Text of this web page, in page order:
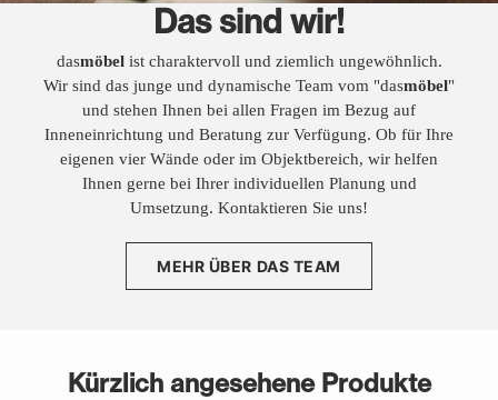
Das sind wir!
dasmöbelist charaktervoll und ziemlich ungewöhnlich.
Wir sind das junge und dynamische Team vom "dasmöbel"
und stehen Ihnen bei allen Fragen im Bezug auf
Inneneinrichtung und Beratung zur Verfügung. Ob für Ihre
eigenen vier Wände oder im Objektbereich, wir helfen
Ihnen gerne bei Ihrer individuellen Planung und
Umsetzung. Kontaktieren Sie uns!
MEHR ÜBER DAS TEAM
Kürzlich angesehene Produkte